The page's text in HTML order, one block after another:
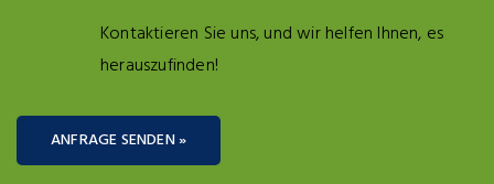
Kontaktieren Sie uns, und wir helfen Ihnen, es
herauszufinden!
ANFRAGE SENDEN »